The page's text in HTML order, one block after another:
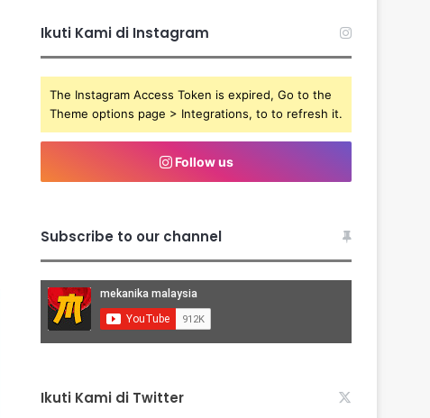
Ikuti Kami di Instagram
The Instagram Access Token is expired, Go to the
Theme options page > Integrations, to to refresh it.
Follow us
Subscribe to our channel
Ikuti Kami di Twitter